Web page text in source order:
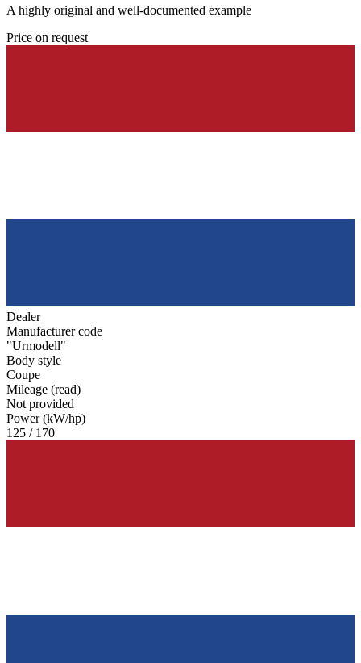
A highly original and well-documented example
Price on request
Dealer
Manufacturer code
"Urmodell"
Body style
Coupe
Mileage (read)
Not provided
Power (kW/hp)
125 / 170